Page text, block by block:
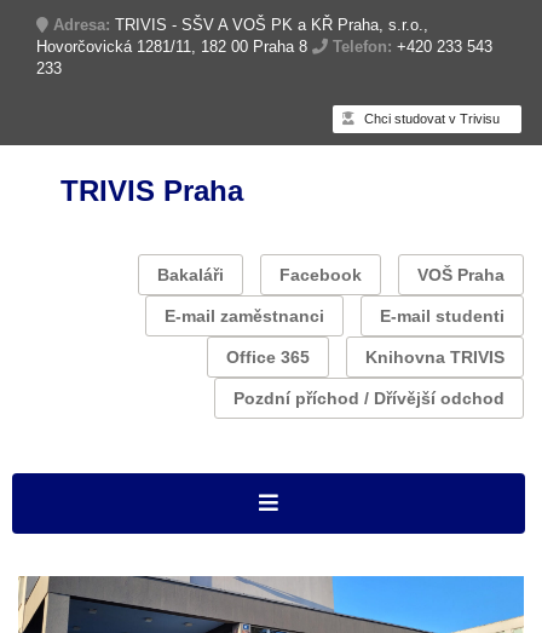
Adresa: TRIVIS - SŠV A VOŠ PK a KŘ Praha, s.r.o.,
Hovorčovická 1281/11, 182 00 Praha 8
Telefon: +420 233 543
233
Chci studovat v Trivisu
TRIVIS Praha
Bakaláři Facebook VOŠ Praha
E-mail zaměstnanci E-mail studenti
Office 365 Knihovna TRIVIS
Pozdní příchod / Dřívější odchod